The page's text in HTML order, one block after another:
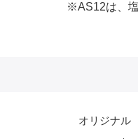
※AS12は、
オリジナル